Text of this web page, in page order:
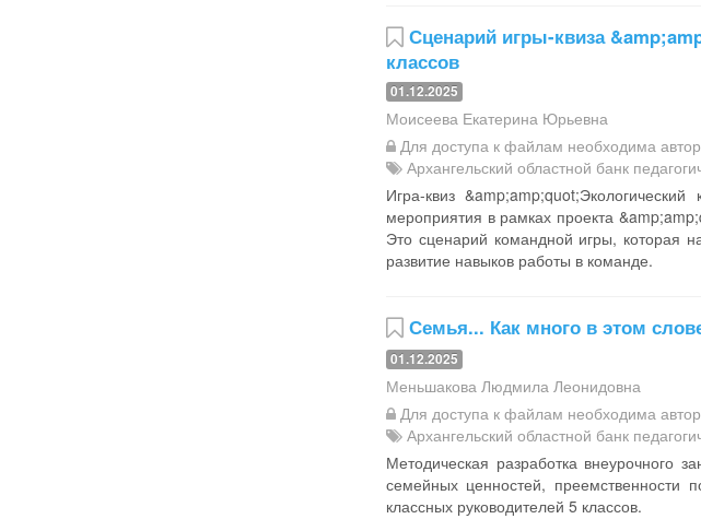
Сценарий игры-квиза
классов
01.12.2025
Моисеева Екатерина Юрьевна
Для доступа к файлам необходима
Архангельский областной банк
Игра-квиз
мероприятия в рамках проекта
Это сценарий командной игры, которая
развитие навыков работы в команде.
Семья... Как много в этом
01.12.2025
Меньшакова Людмила Леонидовна
Для доступа к файлам необходима
Архангельский областной банк
Методическая разработка
семейных ценностей,
классных руководителей 5 классов.